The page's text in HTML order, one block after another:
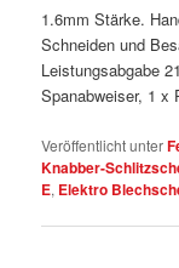
1.6mm Stärke.
Schneiden und
Leistungsabgabe
Spanabweiser, 1
Veröffentlicht unter
Knabber-
E, Elektro